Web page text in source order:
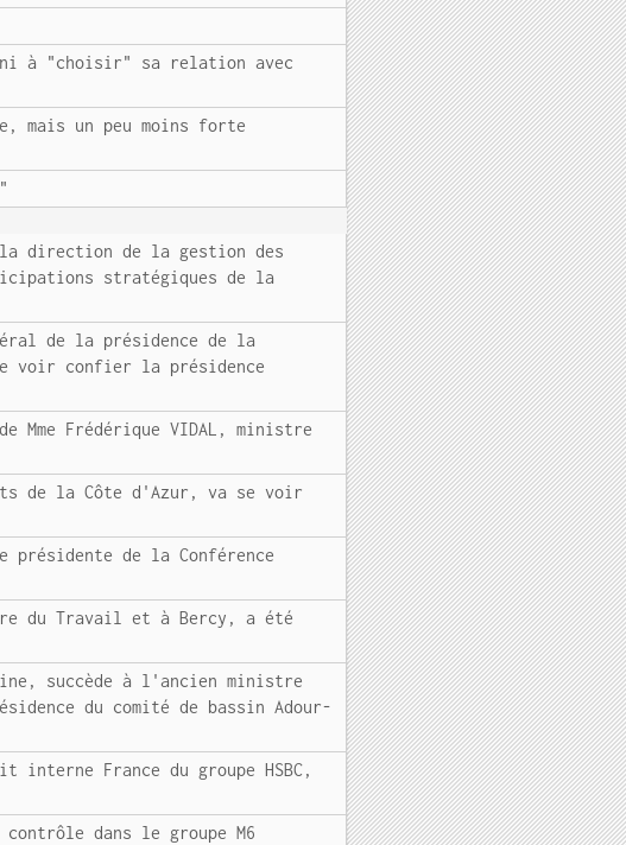
Uni à "choisir" sa relation avec
mais un peu moins forte
la direction de la gestion des
stratégiques de la
de la présidence de la
voir confier la présidence
Mme Frédérique VIDAL, ministre
de la Côte d'Azur, va se voir
présidente de la Conférence
du Travail et à Bercy, a été
succède à l'ancien ministre
du comité de bassin Adour-
interne France du groupe HSBC,
dans le groupe M6